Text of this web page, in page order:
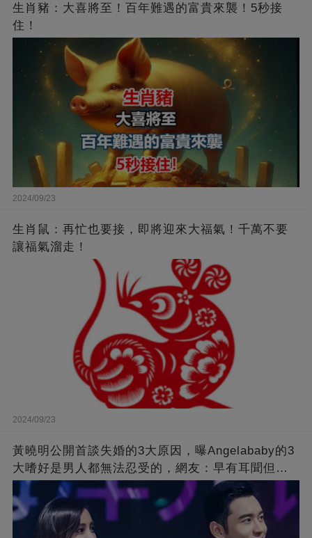
生肖豬：大喜將至！百年難遇的富貴來襲！5秒接
住！
2024/09/23
生肖鼠：再忙也要接，即將迎來大福氣！千萬不要
讓福氣溜走！
2024/09/23
黃曉明公開首談失婚的3大原因，曝Angelababy的3
大嗜好是男人都無法忍受的，網友：早有耳聞但想
不到那麼嚴重！